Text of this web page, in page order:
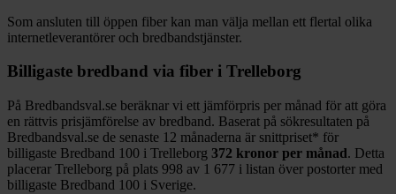
Som ansluten till öppen fiber kan man välja mellan ett flertal olika
internetleverantörer och bredbandstjänster.
Billigaste bredband via fiber i Trelleborg
På Bredbandsval.se beräknar vi ett jämförpris per månad för att göra
en rättvis prisjämförelse av bredband. Baserat på sökresultaten på
Bredbandsval.se de senaste 12 månaderna är snittpriset* för
billigaste Bredband 100 i Trelleborg 372 kronor per månad. Detta
placerar Trelleborg på plats 998 av 1 677 i listan över postorter med
billigaste Bredband 100 i Sverige.